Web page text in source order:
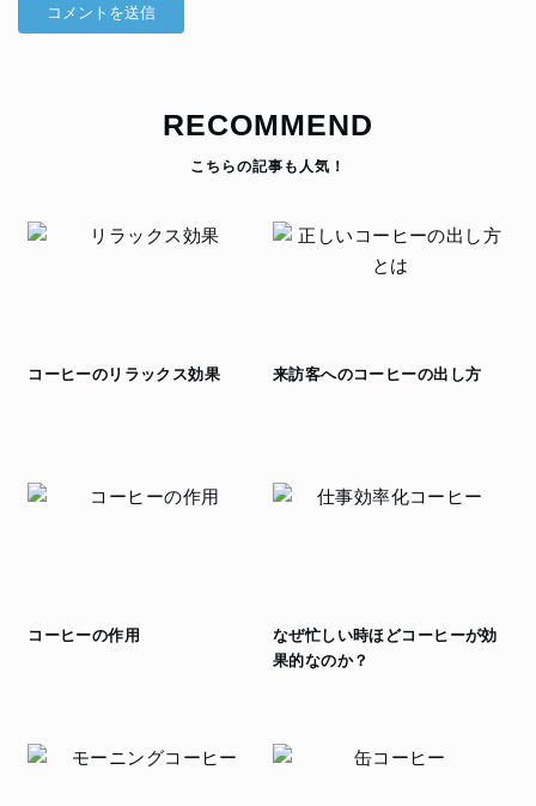
RECOMMEND
コーヒーのリラックス効果 来訪客へのコーヒーの出し方
コーヒーの作用
なぜ忙しい時ほどコーヒーが効
果的なのか？